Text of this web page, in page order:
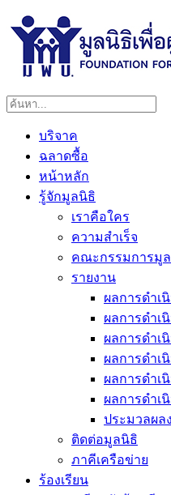
บริจาค
ฉลาดซื้อ
หน้าหลัก
รู้จักมูลนิธิ
เราคือใคร
ความสำเร็จ
คณะกรรมการมู
รายงาน
ผลการดำเ
ผลการดำเ
ผลการดำเ
ผลการดำเ
ผลการดำเ
ผลการดำเ
ประมวลผล
ติดต่อมูลนิธิ
ภาคีเครือข่าย
ร้องเรียน